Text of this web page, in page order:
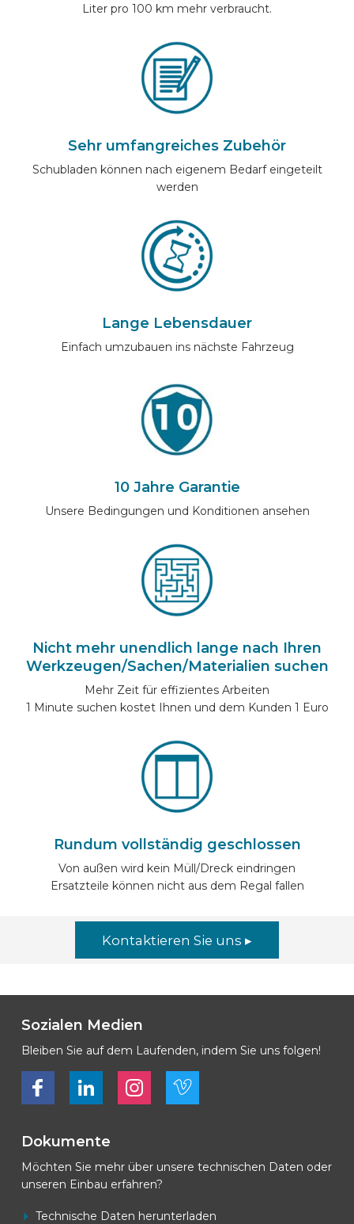
Liter pro 100 km mehr verbraucht.
Sehr umfangreiches Zubehör
Schubladen können nach eigenem Bedarf eingeteilt
werden
Lange Lebensdauer
Einfach umzubauen ins nächste Fahrzeug
10 Jahre Garantie
Unsere Bedingungen und Konditionen ansehen
Nicht mehr unendlich lange nach Ihren
Werkzeugen/Sachen/Materialien suchen
Mehr Zeit für effizientes Arbeiten
1 Minute suchen kostet Ihnen und dem Kunden 1 Euro
Rundum vollständig geschlossen
Von außen wird kein Müll/Dreck eindringen
Ersatzteile können nicht aus dem Regal fallen
Kontaktieren Sie uns ▸
Sozialen Medien
Bleiben Sie auf dem Laufenden, indem Sie uns folgen!
Bekijk ons op FacebookBekijk ons op LinkedInBekijk ons op LinkedInBekijk ons op Vimeo
Dokumente
Möchten Sie mehr über unsere technischen Daten oder
unseren Einbau erfahren?
Technische Daten herunterladen